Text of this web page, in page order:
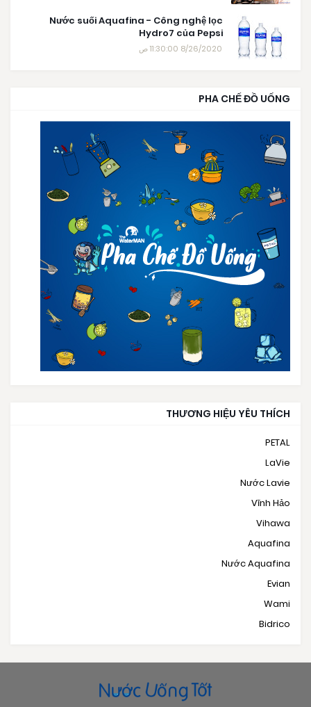
Nước suối Aquafina - Công nghệ lọc
Hydro7 của Pepsi
8/26/2020 11:30:00 ص
PHA CHẾ ĐỒ UỐNG
THƯƠNG HIỆU YÊU THÍCH
PETAL
LaVie
Nước Lavie
Vĩnh Hảo
Vihawa
Aquafina
Nước Aquafina
Evian
Wami
Bidrico